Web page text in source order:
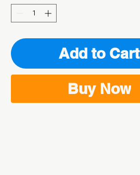
Add to Cart
Buy Now